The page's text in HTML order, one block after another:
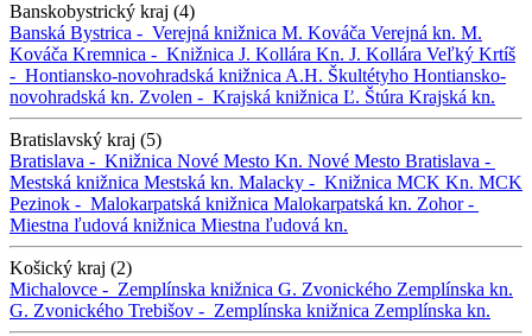
Banskobystrický kraj (4)
Banská Bystrica - Verejná knižnica M. Kováča Verejná kn. M.
Kováča Kremnica - Knižnica J. Kollára Kn. J. Kollára Veľký Krtíš
- Hontiansko-novohradská knižnica A.H. Škultétyho Hontiansko-
novohradská kn. Zvolen - Krajská knižnica Ľ. Štúra Krajská kn.
Bratislavský kraj (5)
Bratislava - Knižnica Nové Mesto Kn. Nové Mesto Bratislava -
Mestská knižnica Mestská kn. Malacky - Knižnica MCK Kn. MCK
Pezinok - Malokarpatská knižnica Malokarpatská kn. Zohor -
Miestna ľudová knižnica Miestna ľudová kn.
Košický kraj (2)
Michalovce - Zemplínska knižnica G. Zvonického Zemplínska kn.
G. Zvonického Trebišov - Zemplínska knižnica Zemplínska kn.